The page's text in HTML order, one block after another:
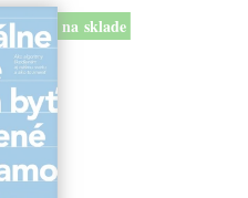
na sklade